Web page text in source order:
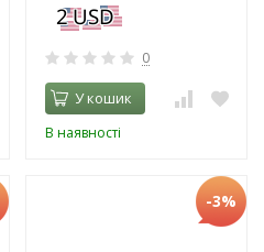
0
У кошик
В наявності
-3%